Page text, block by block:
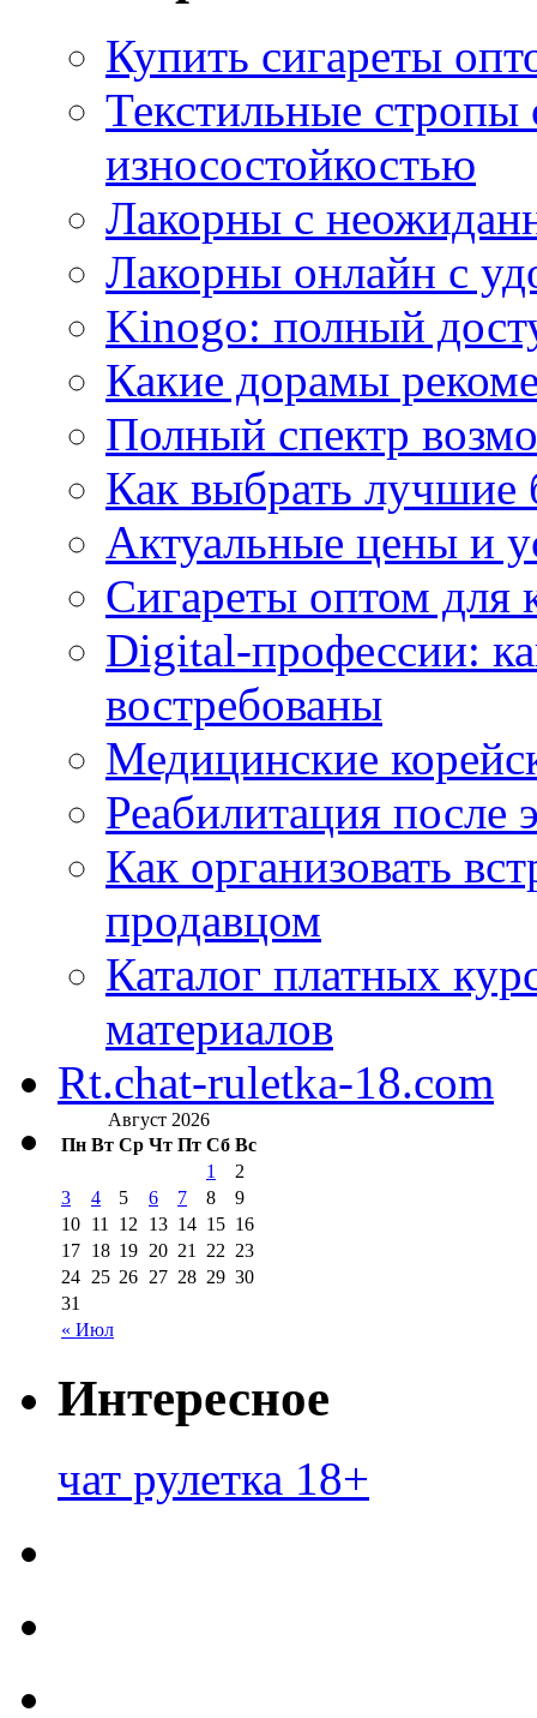
Купить сигареты
Текстильные
износостойкостью
Лакорны с
Лакорны онлайн с
Kinogo: полный
Какие дорамы
Полный спектр
Как выбрать
Актуальные цены и
Сигареты оптом для
Digital-профессии:
востребованы
Медицинские
Реабилитация после
Как организовать
продавцом
Каталог платных
материалов
Rt.chat-ruletka-18.com
Август 2026
Пн Вт Ср Чт Пт Сб Вс
« Июл
1
2
3
4 5 6 7 8
9
10 11 12 13 14 15 16
17 18 19 20 21 22 23
24 25 26 27 28 29 30
31
Интересное
чат рулетка 18+